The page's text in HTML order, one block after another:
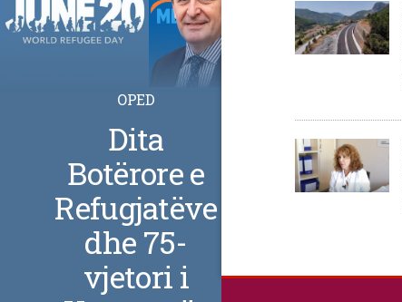
OPED
Dita
Botërore e
Refugjatëve
dhe 75-
vjetori i